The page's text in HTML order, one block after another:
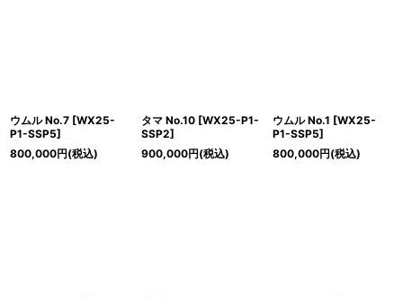
ウムル No.7 [WX25-
P1-SSP5]
800,000円(税込)
タマ No.10 [WX25-P1-
SSP2]
900,000円(税込)
ウムル No.1 [WX25-
P1-SSP5]
800,000円(税込)